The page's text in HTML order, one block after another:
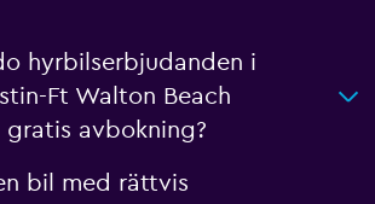
hyrbilserbjudanden i
Ft Walton Beach
avbokning?
bil med rättvis